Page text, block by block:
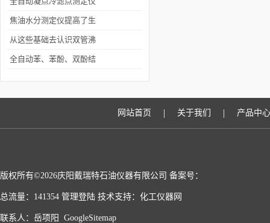
预设了多组实验参数，来
满足测定特殊样品的要求
焦油水分测定仪提高了生
产效率和减少了人工干预
从这些基础去认识双管沸
程测定仪
全自动苯、苯酚、双酚结
网站首页 | 关于我们 | 产品中心
版权所有©2026庆阳戴瑞特石油仪器有限公司 备案号：
总流量：141354 管理登陆 技术支持： 化工仪器网
联系人：岳项阳 GoogleSitemap